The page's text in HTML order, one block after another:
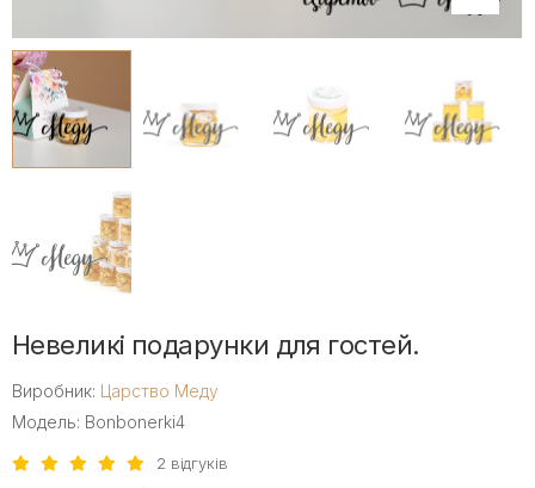
Невеликі подарунки для гостей.
Виробник: Царство Меду
Модель: Bonbonerki4
2 відгуків